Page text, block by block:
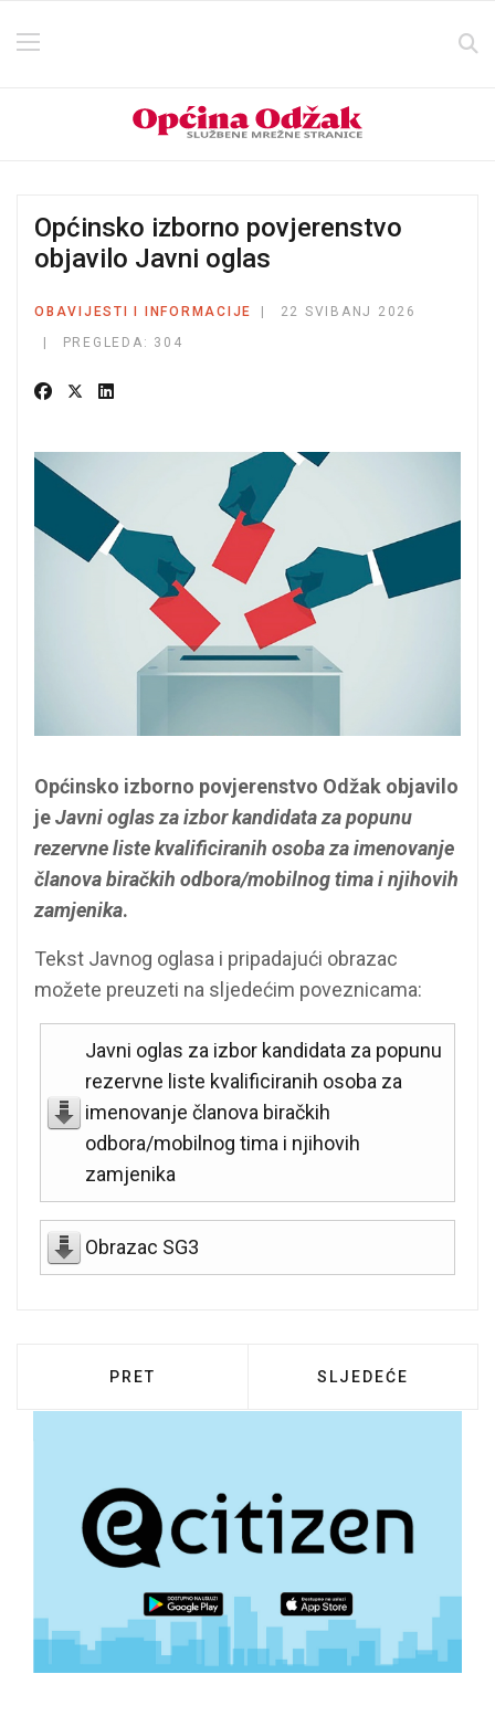
Općinsko izborno povjerenstvo
objavilo Javni oglas
OBAVIJESTI I INFORMACIJE
22 SVIBANJ 2026
PREGLEDA: 304
Općinsko izborno povjerenstvo Odžak objavilo
jeJavni oglas za izbor kandidata za popunu
rezervne liste kvalificiranih osoba za imenovanje
članova biračkih odbora/mobilnog tima i njihovih
zamjenika.
Tekst Javnog oglasa i pripadajući obrazac
možete preuzeti na sljedećim poveznicama:
Javni oglas za izbor kandidata za popunu
rezervne liste kvalificiranih osoba za
imenovanje članova biračkih
odbora/mobilnog tima i njihovih
zamjenika
Obrazac SG3
PRETHODNI ČLANAK: OBAVIJEST O
PRET SLJEDEĆI
SLJEDEĆE